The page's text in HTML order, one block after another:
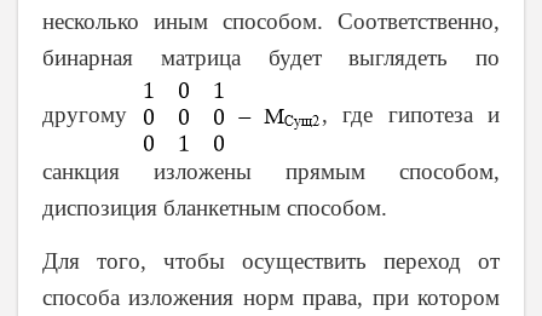
несколько иным способом. Соответственно,
бинарная матрица будет выглядеть по
другому , где гипотеза и
санкция изложены прямым способом,
диспозиция бланкетным способом.
Для того, чтобы осуществить переход от
способа изложения норм права, при котором